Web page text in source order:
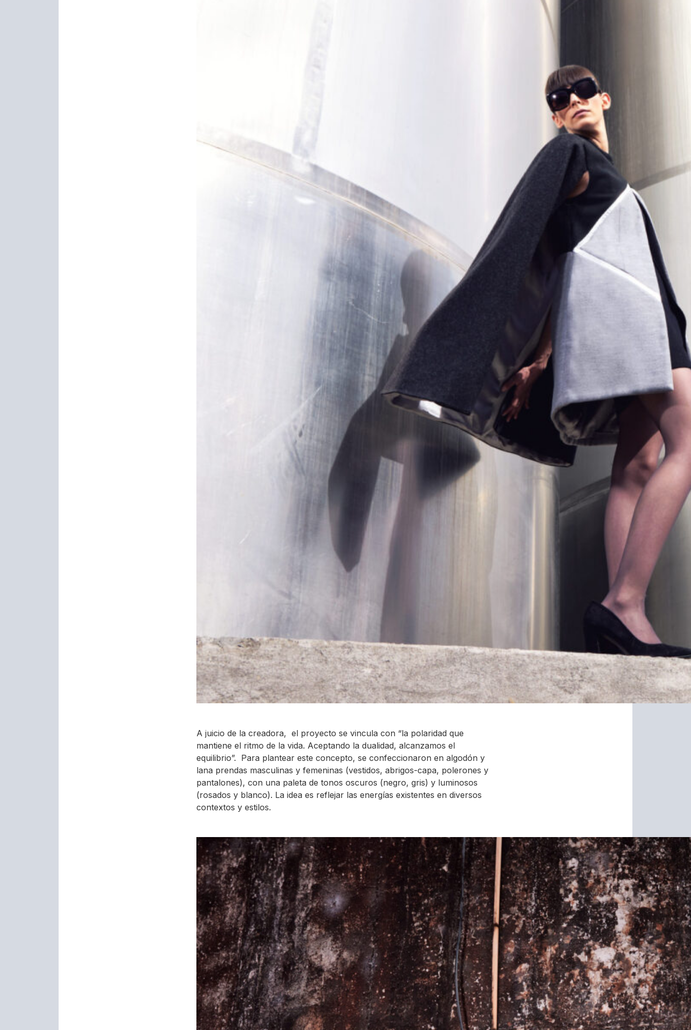
A juicio de la creadora, el proyecto se vincula con “la polaridad que
mantiene el ritmo de la vida. Aceptando la dualidad, alcanzamos el
equilibrio”. Para plantear este concepto, se confeccionaron en algodón y
lana prendas masculinas y femeninas (vestidos, abrigos-capa, polerones y
pantalones), con una paleta de tonos oscuros (negro, gris) y luminosos
(rosados y blanco). La idea es reflejar las energías existentes en diversos
contextos y estilos.